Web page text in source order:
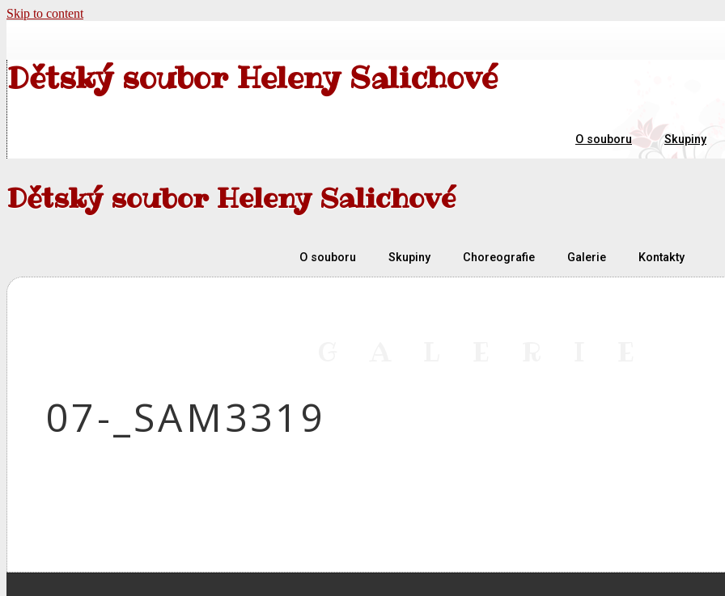
Skip to content
Dětský soubor Heleny Salichové
O souboru Skupiny
Dětský soubor Heleny Salichové
O souboru Skupiny Choreografie Galerie Kontakty
07-_SAM3319